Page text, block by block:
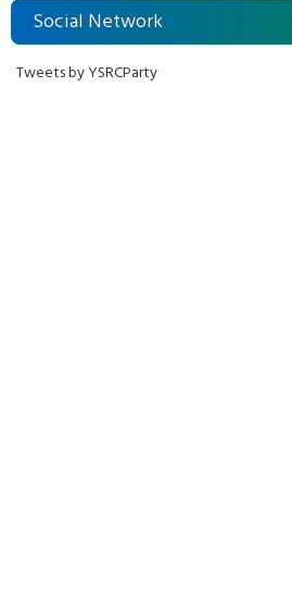
Social Network
Tweets by YSRCParty